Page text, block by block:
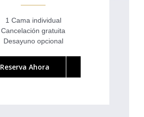
1 Cama individual
Cancelación gratuita
Desayuno opcional
Reserva Ahora